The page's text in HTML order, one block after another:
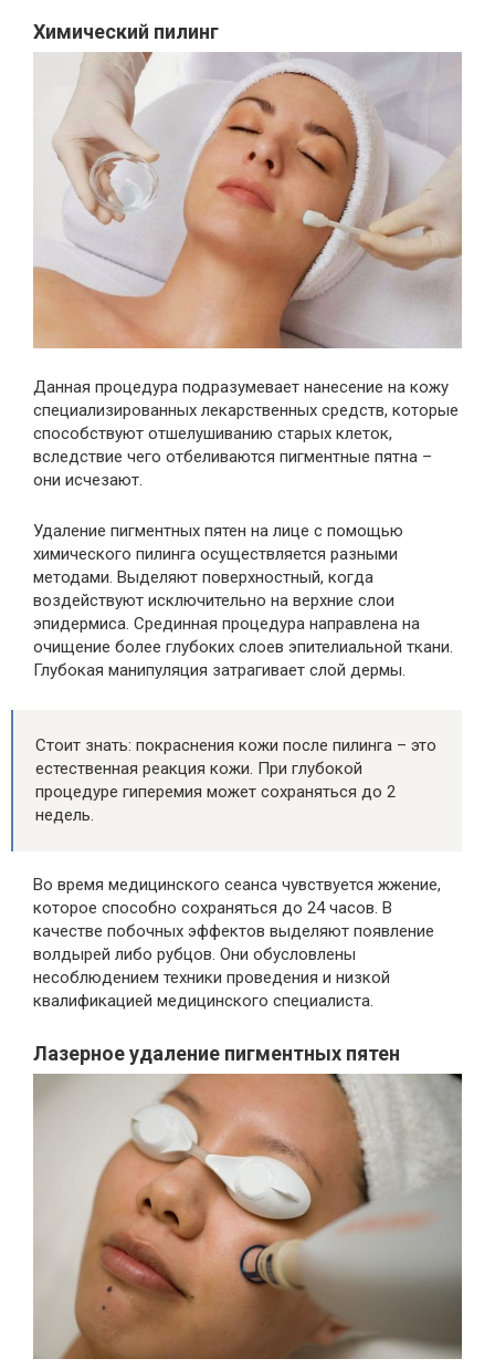
Химический пилинг
Данная процедура подразумевает нанесение на кожу
специализированных лекарственных средств, которые
способствуют отшелушиванию старых клеток,
вследствие чего отбеливаются пигментные пятна –
они исчезают.
Удаление пигментных пятен на лице с помощью
химического пилинга осуществляется разными
методами. Выделяют поверхностный, когда
воздействуют исключительно на верхние слои
эпидермиса. Срединная процедура направлена на
очищение более глубоких слоев эпителиальной ткани.
Глубокая манипуляция затрагивает слой дермы.
Стоит знать: покраснения кожи после пилинга – это
естественная реакция кожи. При глубокой
процедуре гиперемия может сохраняться до 2
недель.
Во время медицинского сеанса чувствуется жжение,
которое способно сохраняться до 24 часов. В
качестве побочных эффектов выделяют появление
волдырей либо рубцов. Они обусловлены
несоблюдением техники проведения и низкой
квалификацией медицинского специалиста.
Лазерное удаление пигментных пятен